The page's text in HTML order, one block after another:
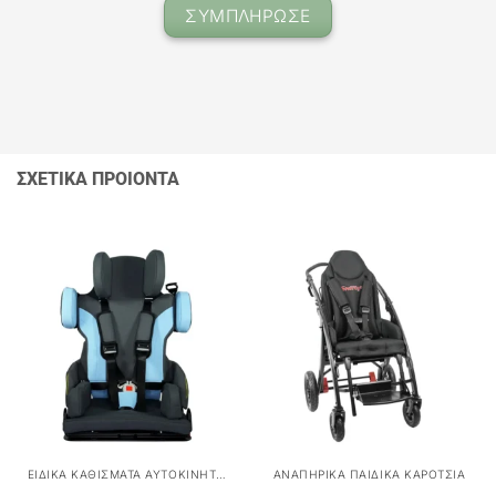
ΣΥΜΠΛΗΡΩΣΕ
ΣΧΕΤΙΚΑ ΠΡΟΙΟΝΤΑ
ΑΝΑΠΗΡΙΚΑ ΠΑΙΔΙΚΑ ΚΑΡΟΤΣΙΑ